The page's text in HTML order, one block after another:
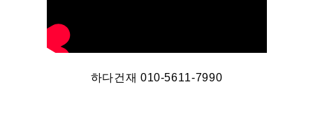
하다건재 010-5611-7990